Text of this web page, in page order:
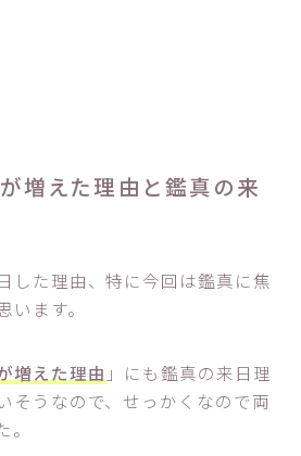
増えた理由と鑑真の来
した理由、特に今回は鑑真に焦
ます。
増えた理由 」にも鑑真の来日理
そうなので、せっかくなので両